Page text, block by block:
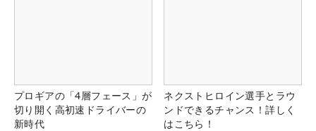
プロギアの「4層フェース」が
切り開く高初速ドライバーの
新時代
ネクストヒロイン選手とラウ
ンドできるチャンス！詳しく
はこちら！